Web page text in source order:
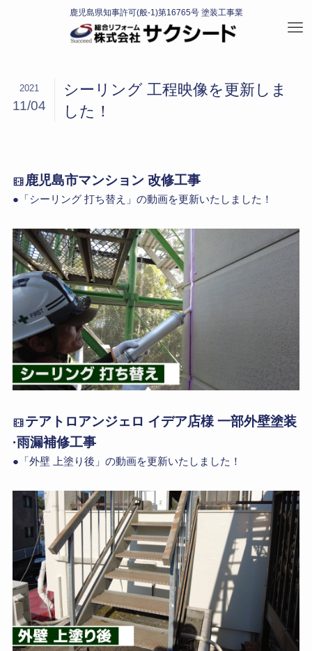
シーリング 工程映像を更新しま
した！
2021
11/04
鹿児島市マンション 改修工事
●「シーリング 打ち替え」の動画を更新いたしました！
テアトロアンジェロ イデア店様 一部外壁塗装
·雨漏補修工事
●「外壁 上塗り後」の動画を更新いたしました！